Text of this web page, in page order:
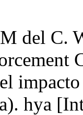
del C.
hya